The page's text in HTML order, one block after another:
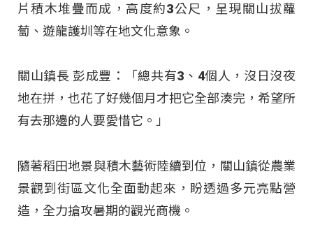
片積木堆疊而成，高度約3公尺，呈現關山拔蘿
蔔、遊龍護圳等在地文化意象 。
關山鎮長 彭成豐：「總共有3、4個人，沒日沒夜
地在拼，也花了好幾個月才把它全部湊完，希望所
有去那邊的人要愛惜它 。」
隨著稻田地景與積木藝術陸續到位，關山鎮從農業
景觀到街區文化全面動起來，盼透過多元亮點營
造，全力搶攻暑期的觀光商機 。